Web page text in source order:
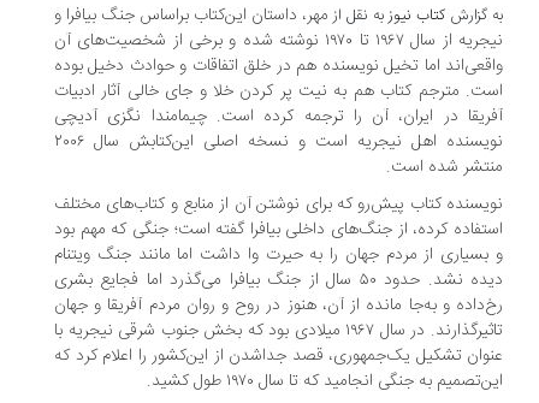
گزارش کتاب نیوزبه نقل از مهر، داستان این‌کتاب براساس جنگ بیافرا و
نیجریه از سال ۱۹۶۷ تا ۱۹۷۰ نوشته شده و برخی از شخصیت‌های آن
اما تخیل نویسنده هم در خلق اتفاقات و حوادث دخیل بوده
مترجم کتاب هم به نیت پر کردن خلا و جای خالی آثار ادبیات
در ایران،‌ آن را ترجمه کرده است. چیمامندا نگزی آدیچی
نویسنده اهل نیجریه است و نسخه اصلی این‌کتابش سال ۲۰۰۶
شده است.
کتاب پیش‌رو که برای نوشتن آن از منابع و کتاب‌های مختلف
کرده، از جنگ‌های داخلی بیافرا گفته است؛ جنگی که مهم بود
از مردم جهان را به حیرت وا داشت اما مانند جنگ ویتنام
دیده نشد. حدود ۵۰ سال از جنگ بیافرا می‌گذرد اما فجایع بشری
و به‌جا مانده از آن، هنوز در روح و روان مردم آفریقا و جهان
تاثیرگذارند. در سال ۱۹۶۷ میلادی بود که بخش جنوب شرقی نیجریه با
تشکیل یک‌جمهوری، قصد جداشدن از این‌کشور را اعلام کرد که
به جنگی انجامید که تا سال ۱۹۷۰ طول کشید.